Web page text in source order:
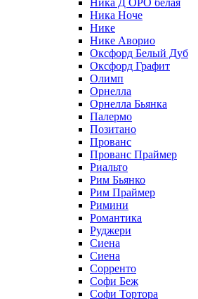
Ника Ноче
Нике
Нике Аворио
Оксфорд Белый Дуб
Оксфорд Графит
Олимп
Орнелла
Орнелла Бьянка
Палермо
Позитано
Прованс
Прованс Праймер
Риальто
Рим Бьянко
Рим Праймер
Римини
Романтика
Руджери
Сиена
Сиена
Сорренто
Софи Беж
Софи Тортора